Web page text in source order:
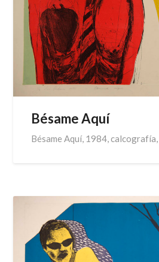
Bésame Aquí
Bésame Aquí, 1984,